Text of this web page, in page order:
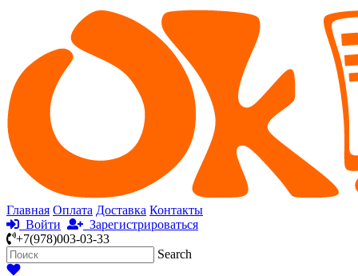
Главная Оплата Доставка Контакты
Войти
Зарегистрироваться
+7(978)003-03-33
Search